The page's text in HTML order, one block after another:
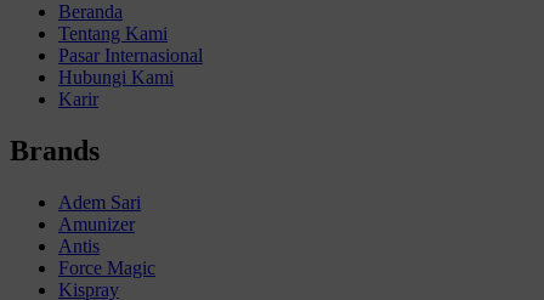
Beranda
Tentang Kami
Pasar Internasional
Hubungi Kami
Karir
Brands
Adem Sari
Amunizer
Antis
Force Magic
Kispray